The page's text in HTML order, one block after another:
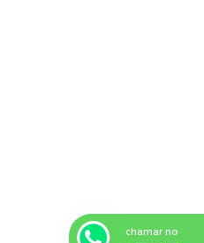
chamar no